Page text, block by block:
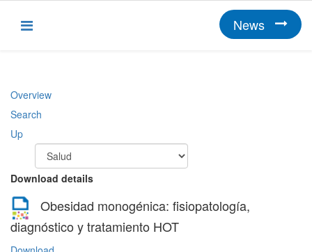
News
Overview
Search
Up
Download details
Obesidad monogénica: fisiopatología,
diagnóstico y tratamiento HOT